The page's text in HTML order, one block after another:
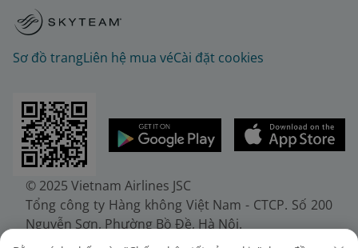
Sơ đồ trangLiên hệ mua véCài đặt cookies
© 2025 Vietnam Airlines JSC
Tổng công ty Hàng không Việt Nam - CTCP. Số 200
Nguyễn Sơn, Phường Bồ Đề, Hà Nội.
Điện thoại: (+84-24) 38272289. Fax: (+84-24)